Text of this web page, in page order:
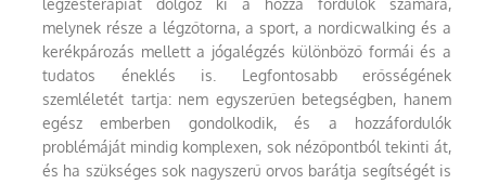
légzésterápiát dolgoz ki a hozzá fordulók számára,
melynek része a légzőtorna, a sport, a nordicwalking és a
kerékpározás mellett a jógalégzés különböző formái és a
tudatos éneklés is. Legfontosabb erősségének
szemléletét tartja: nem egyszerűen betegségben, hanem
egész emberben gondolkodik, és a hozzáfordulók
problémáját mindig komplexen, sok nézőpontból tekinti át,
és ha szükséges sok nagyszerű orvos barátja segítségét is